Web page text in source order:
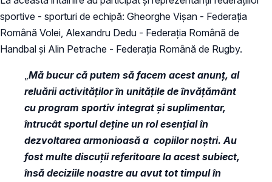
sportive - sporturi de echipă: Gheorghe Vișan - Federația
Română Volei, Alexandru Dedu - Federația Română de
Handbal și Alin Petrache - Federația Română de Rugby.
Mă bucur că putem să facem acest anunț, al
reluării activităților în unitățile de învățământ
cu program sportiv integrat și suplimentar,
întrucât sportul deține un rol esențial în
dezvoltarea armonioasă a copiilor noștri. Au
fost multe discuții referitoare la acest subiect,
însă deciziile noastre au avut tot timpul în